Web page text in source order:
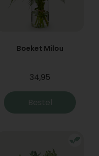
Boeket Milou
34,95
Bestel